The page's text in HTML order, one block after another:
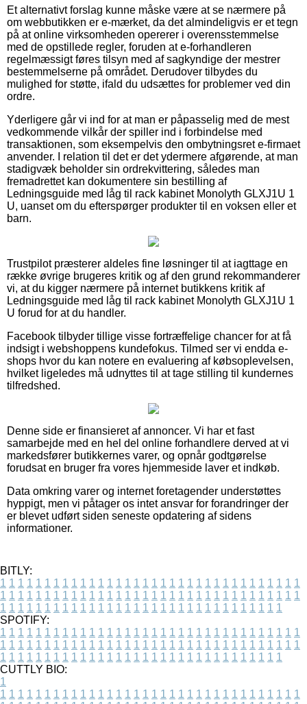
Et alternativt forslag kunne måske være at se nærmere på
om webbutikken er e-mærket, da det almindeligvis er et tegn
på at online virksomheden opererer i overensstemmelse
med de opstillede regler, foruden at e-forhandleren
regelmæssigt føres tilsyn med af sagkyndige der mestrer
bestemmelserne på området. Derudover tilbydes du
mulighed for støtte, ifald du udsættes for problemer ved din
ordre.
Yderligere går vi ind for at man er påpasselig med de mest
vedkommende vilkår der spiller ind i forbindelse med
transaktionen, som eksempelvis den ombytningsret e-firmaet
anvender. I relation til det er det ydermere afgørende, at man
stadigvæk beholder sin ordrekvittering, således man
fremadrettet kan dokumentere sin bestilling af
Ledningsguide med låg til rack kabinet Monolyth GLXJ1U 1
U, uanset om du efterspørger produkter til en voksen eller et
barn.
Trustpilot præsterer aldeles fine løsninger til at iagttage en
række øvrige brugeres kritik og af den grund rekommanderer
vi, at du kigger nærmere på internet butikkens kritik af
Ledningsguide med låg til rack kabinet Monolyth GLXJ1U 1
U forud for at du handler.
Facebook tilbyder tillige visse fortræffelige chancer for at få
indsigt i webshoppens kundefokus. Tilmed ser vi endda e-
shops hvor du kan notere en evaluering af købsoplevelsen,
hvilket ligeledes må udnyttes til at tage stilling til kundernes
tilfredshed.
Denne side er finansieret af annoncer. Vi har et fast
samarbejde med en hel del online forhandlere derved at vi
markedsfører butikkernes varer, og opnår godtgørelse
forudsat en bruger fra vores hjemmeside laver et indkøb.
Data omkring varer og internet foretagender understøttes
hyppigt, men vi påtager os intet ansvar for forandringer der
er blevet udført siden seneste opdatering af sidens
informationer.
BITLY:
1 1 1 1 1 1 1 1 1 1 1 1 1 1 1 1 1 1 1 1 1 1 1 1 1 1 1 1 1 1 1 1 1 1
1 1 1 1 1 1 1 1 1 1 1 1 1 1 1 1 1 1 1 1 1 1 1 1 1 1 1 1 1 1 1 1 1 1
1 1 1 1 1 1 1 1 1 1 1 1 1 1 1 1 1 1 1 1 1 1 1 1 1 1 1 1 1 1 1 1
SPOTIFY:
1 1 1 1 1 1 1 1 1 1 1 1 1 1 1 1 1 1 1 1 1 1 1 1 1 1 1 1 1 1 1 1 1 1
1 1 1 1 1 1 1 1 1 1 1 1 1 1 1 1 1 1 1 1 1 1 1 1 1 1 1 1 1 1 1 1 1 1
1 1 1 1 1 1 1 1 1 1 1 1 1 1 1 1 1 1 1 1 1 1 1 1 1 1 1 1 1 1 1 1
CUTTLY BIO:
1
1 1 1 1 1 1 1 1 1 1 1 1 1 1 1 1 1 1 1 1 1 1 1 1 1 1 1 1 1 1 1 1 1 1